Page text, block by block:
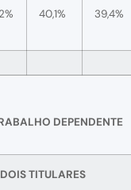
40,1% 39,4%
DEPENDENTE
TITULARES